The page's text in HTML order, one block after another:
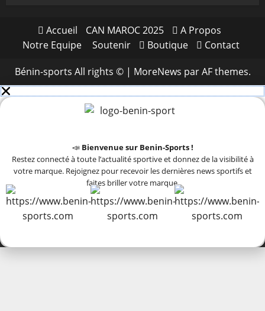
Accueil CAN MAROC 2025
A Propos
Notre Equipe
Soutenir Boutique Contact
Bénin-sports All rights © | MoreNews par AF themes.
📣 Bienvenue sur Benin-Sports !
Restez connecté à toute l’actualité sportive et donnez de la visibilité à
votre marque. Rejoignez pour recevoir les dernières news sportifs et
faites briller votre marque.